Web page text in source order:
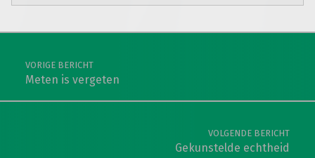
Teruggaan naar de hoofdnavigatie
Berichtnavigatie
VORIGE BERICHT
Meten is vergeten
VOLGENDE BERICHT
Gekunstelde echtheid